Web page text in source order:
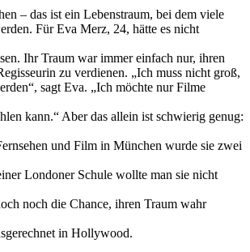
– das ist ein Lebenstraum, bei dem viele
Für Eva Merz, 24, hätte es nicht
Ihr Traum war immer einfach nur, ihren
zu verdienen. „Ich muss nicht groß,
sagt Eva. „Ich möchte nur Filme
kann.“ Aber das allein ist schwierig genug:
und Film in München wurde sie zwei
Londoner Schule wollte man sie nicht
noch die Chance, ihren Traum wahr
in Hollywood.